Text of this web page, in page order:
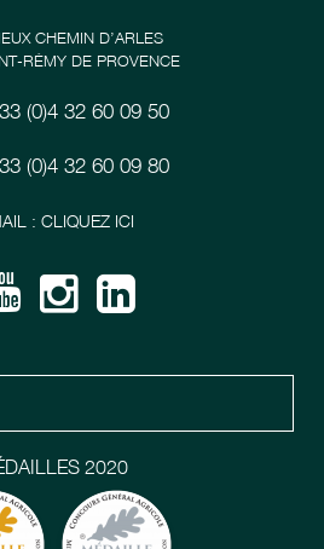
2020
CHEMIN D’ARLES
RÉMY DE PROVENCE
(0)4 32 60 09 50
(0)4 32 60 09 80
: CLIQUEZ ICI